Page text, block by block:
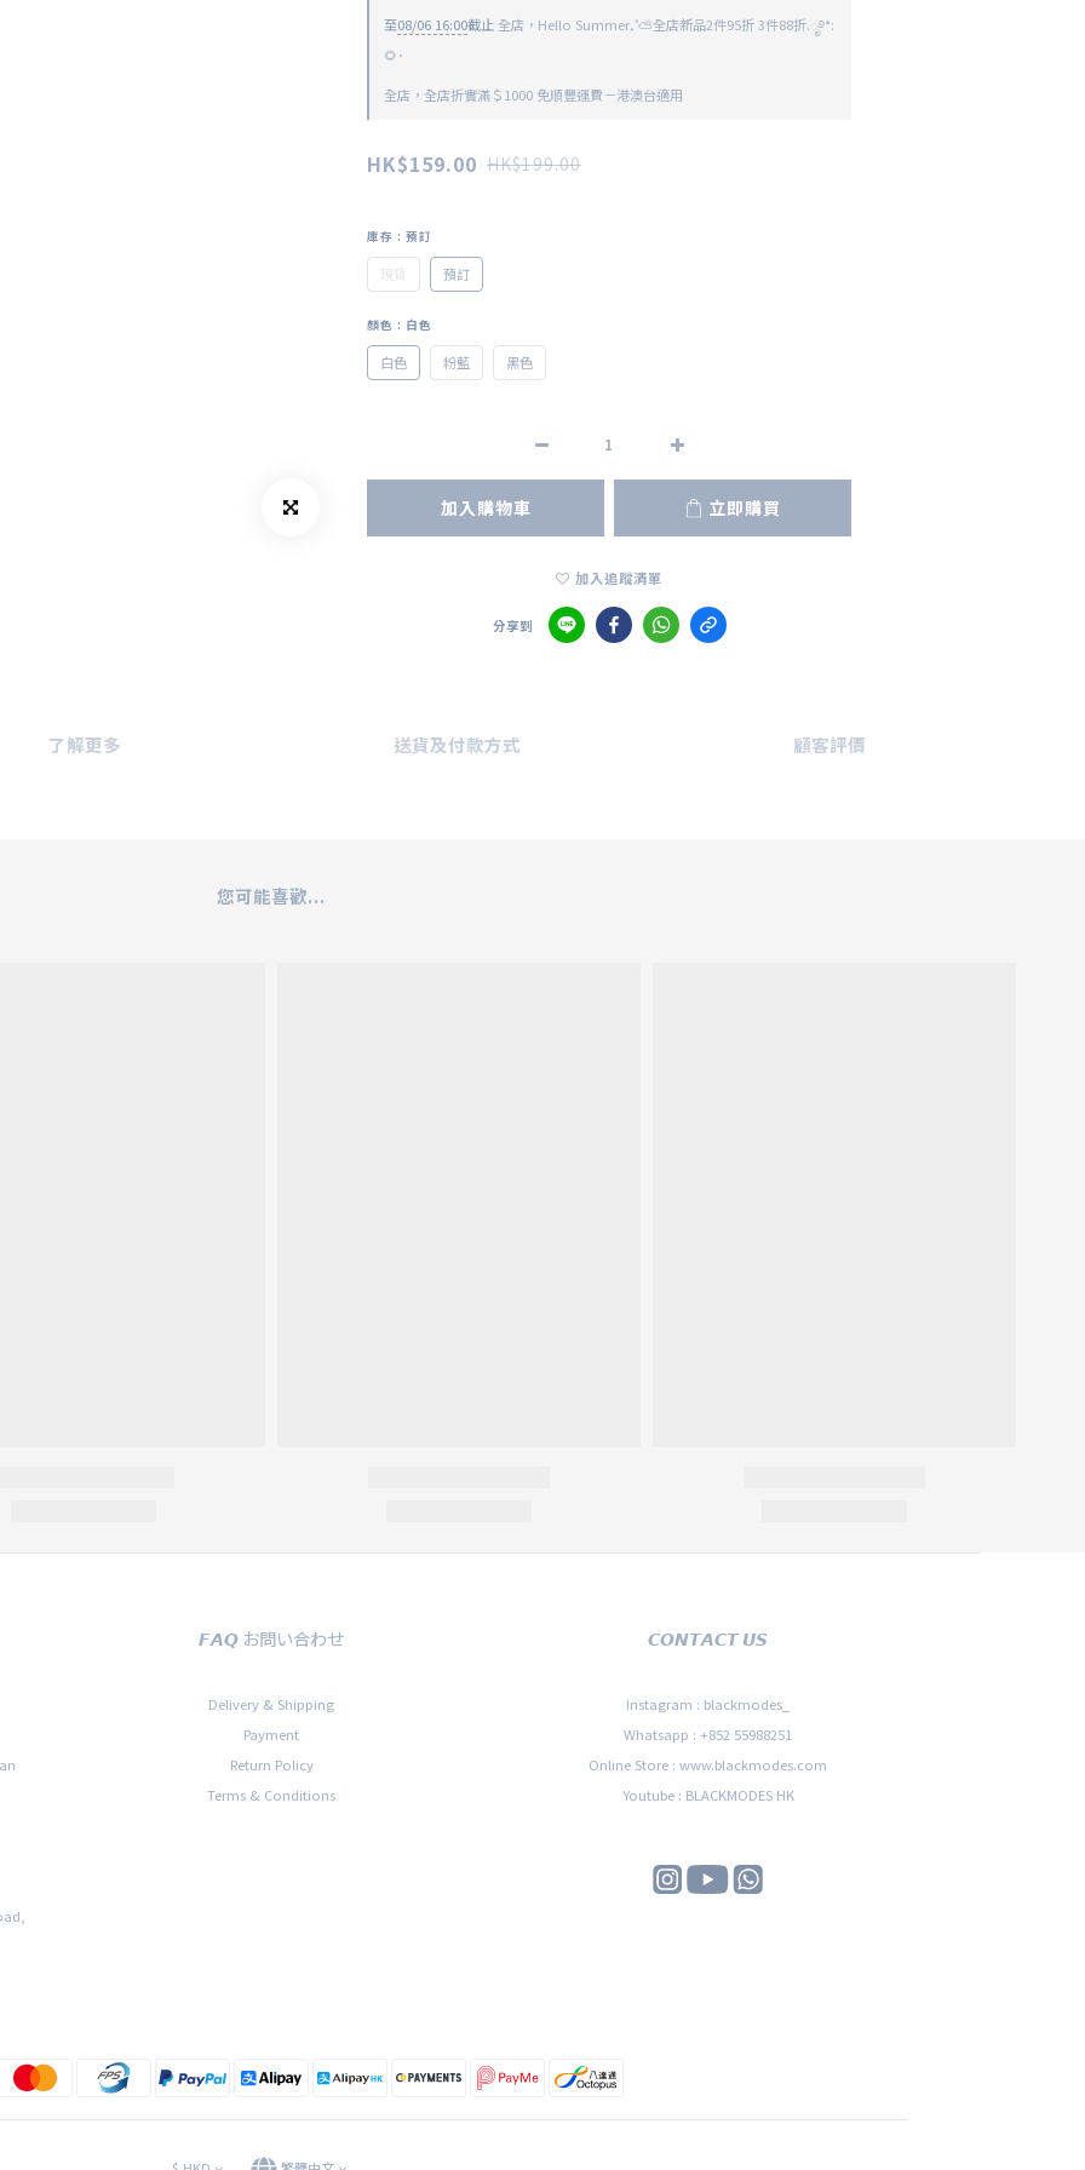
至08/06 16:00截止 全店，Hello Summer₊˚⛅全店新品2件95折 3件88折.ೃ࿔*:
🌻･
全店，全店折實滿＄1000 免順豐運費－港澳台適用
HK$159.00 HK$199.00
庫存 : 預訂
現貨 預訂
顏色 : 白色
白色 粉藍 黑色
加入購物車 立即購買
加入追蹤清單
分享到
了解更多 送貨及付款方式 顧客評價
您可能喜歡...
𝙁𝘼𝙌 お問い合わせ
Delivery & Shipping
Payment
Return Policy
Terms & Conditions
𝘾𝙊𝙉𝙏𝘼𝘾𝙏 𝙐𝙎
Instagram : blackmodes_
Whatsapp : +852 55988251
Online Store : www.blackmodes.com
Youtube : BLACKMODES HK